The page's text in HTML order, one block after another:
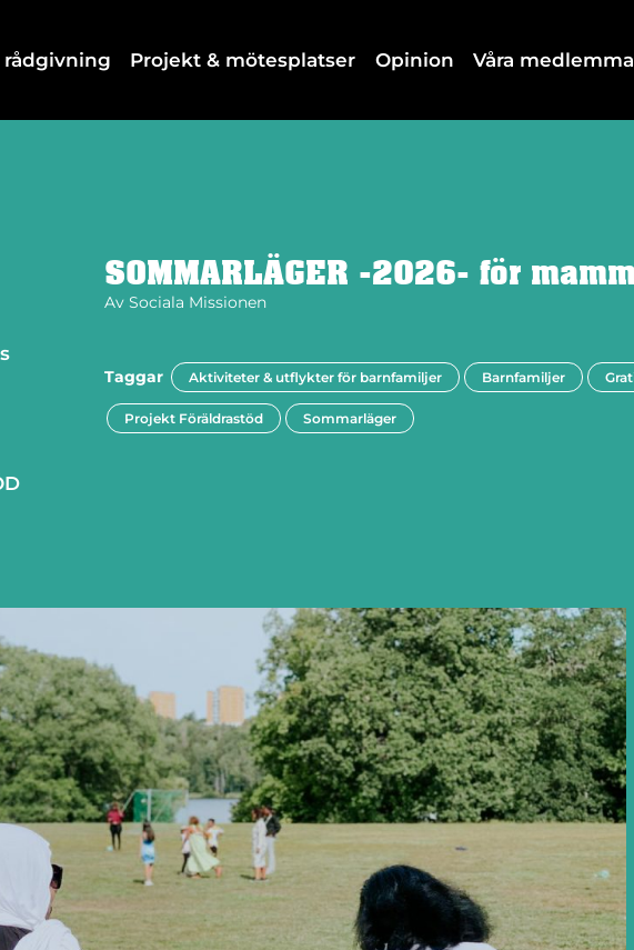
rådgivning Projekt & mötesplatser Opinion Våra
SOMMARLÄGER -2026- för
Av Sociala Missionen
Taggar Aktiviteter & utflykter för barnfamiljer Barnfamiljer
Projekt Föräldrastöd Sommarläger